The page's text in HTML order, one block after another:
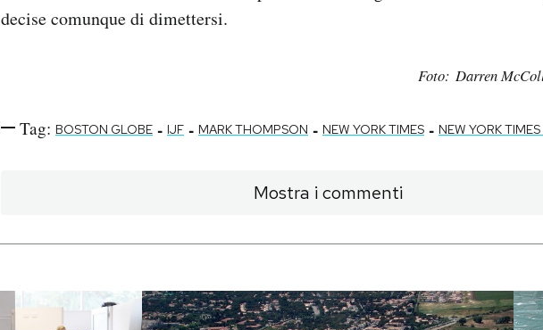
decise comunque di dimettersi.
Foto: Darren
Tag: BOSTON GLOBE - IJF - MARK THOMPSON - NEW YORK TIMES - NEW YORK
Mostra i commenti